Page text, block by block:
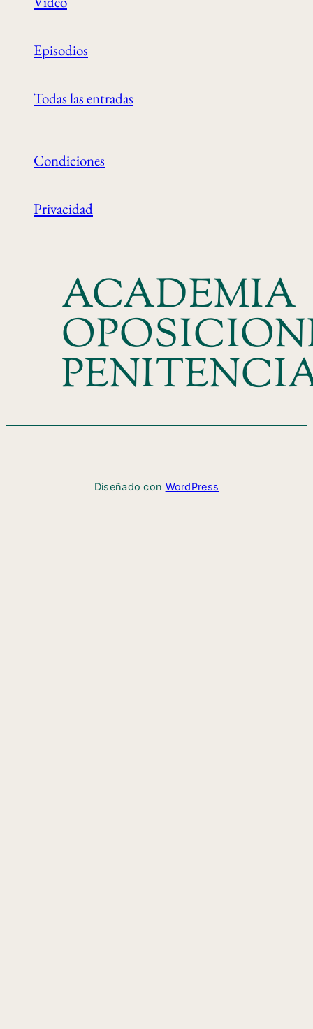
Episodios
Todas las entradas
Condiciones
Privacidad
ACADEMIA
Diseñado con WordPress